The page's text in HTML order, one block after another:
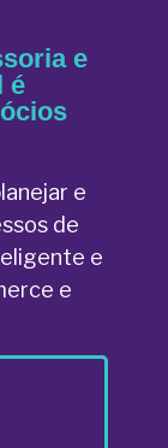
e
é
e
de
e
e